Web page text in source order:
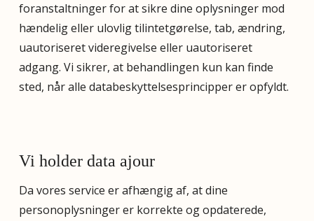
foranstaltninger for at sikre dine oplysninger mod
hændelig eller ulovlig tilintetgørelse, tab, ændring,
uautoriseret videregivelse eller uautoriseret
adgang. Vi sikrer, at behandlingen kun kan finde
sted, når alle databeskyttelsesprincipper er opfyldt.
Vi holder data ajour
Da vores service er afhængig af, at dine
personoplysninger er korrekte og opdaterede,